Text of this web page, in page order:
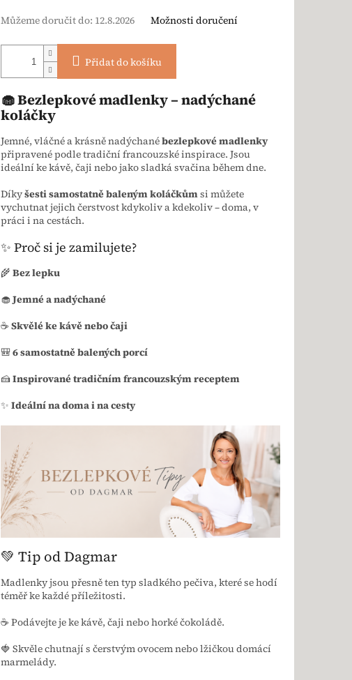
Můžeme doručit do: 12.8.2026 Možnosti doručení
Přidat do košíku
🧁 Bezlepkové madlenky – nadýchané
koláčky
Jemné, vláčné a krásně nadýchanébezlepkové madlenky
připravené podle tradiční francouzské inspirace. Jsou
ideální ke kávě, čaji nebo jako sladká svačina během dne.
Díkyšesti samostatně baleným koláčkůmsi můžete
vychutnat jejich čerstvost kdykoliv a kdekoliv – doma, v
práci i na cestách.
✨ Proč si je zamilujete?
🌾 Bez lepku
🧁Jemné a nadýchané
☕ Skvělé ke kávě nebo čaji
🎒 6 samostatně balených porcí
🍰 Inspirované tradičním francouzským receptem
✨ Ideální na doma i na cesty
💚 Tip od Dagmar
Madlenky jsou přesně ten typ sladkého pečiva, které se hodí
téměř ke každé příležitosti.
☕ Podávejte je ke kávě, čaji nebo horké čokoládě.
🍓 Skvěle chutnají s čerstvým ovocem nebo lžičkou domácí
marmelády.